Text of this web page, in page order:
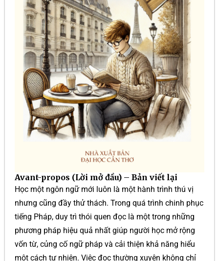
Avant-propos (Lời mở đầu) – Bản viết lại
Học một ngôn ngữ mới luôn là một hành trình thú vị
nhưng cũng đầy thử thách. Trong quá trình chinh phục
tiếng Pháp, duy trì thói quen đọc là một trong những
phương pháp hiệu quả nhất giúp người học mở rộng
vốn từ, củng cố ngữ pháp và cải thiện khả năng hiểu
một cách tự nhiên. Việc đọc thường xuyên không chỉ